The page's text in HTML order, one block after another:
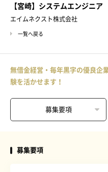
【宮崎】システムエンジニア
エイムネクスト株式会社
一覧へ戻る
無借金経営・毎年黒字の優良企
験を活かせます！
募集要項
募集要項